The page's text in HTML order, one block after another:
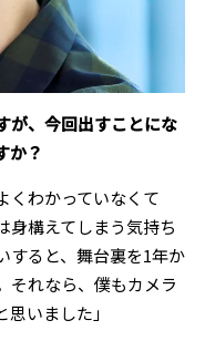
が、今回出すことにな
か？
くわかっていなくて
身構えてしまう気持ち
すると、舞台裏を1年か
それなら、僕もカメラ
いました」